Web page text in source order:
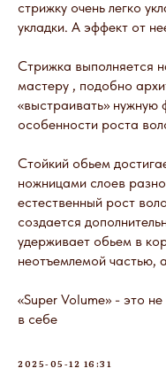
стрижку очень легко
укладки. А эффект от
Стрижка выполняется
мастеру , подобно
«выстраивать» нужную
особенности роста
Стойкий обьем
ножницами слоев
естественный рост
создается
удерживает обьем в
неотъемлемой частью,
«Super Volume» - это
в себе
2025-05-12 16:31